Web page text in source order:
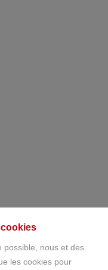
possible, nous et des
les cookies pour